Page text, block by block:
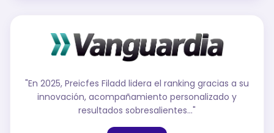
"En 2025, Preicfes Filadd lidera el ranking gracias a su
innovación, acompañamiento personalizado y
resultados sobresalientes…"